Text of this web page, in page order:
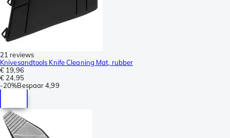
21 reviews
Knivesandtools Knife Cleaning Mat, rubber
€ 19,96
€ 24,95
-20%Bespaar 4,99